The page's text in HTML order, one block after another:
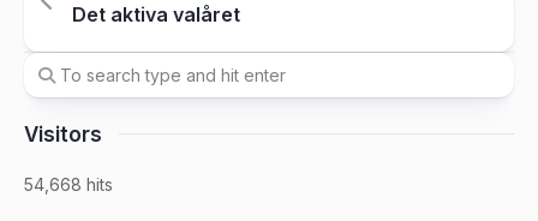
Det aktiva valåret
Visitors
54,668 hits